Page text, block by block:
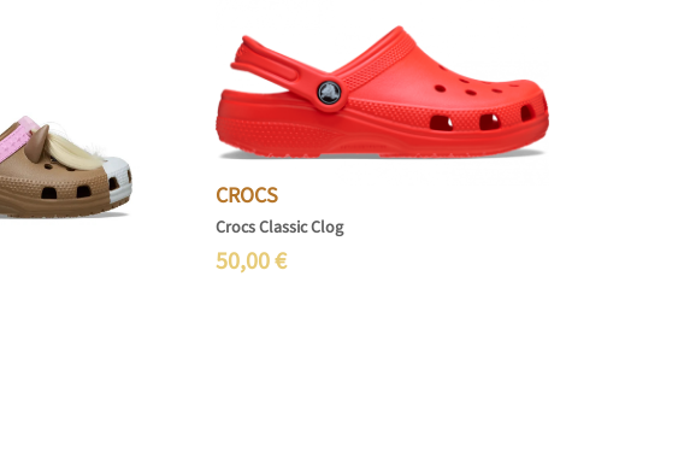
CROCS
Crocs Classic Clog
50,00€